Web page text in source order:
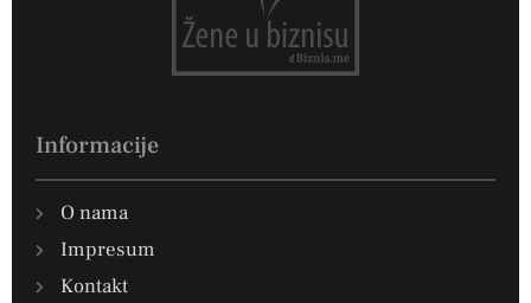
Informacije
O nama
Impresum
Kontakt